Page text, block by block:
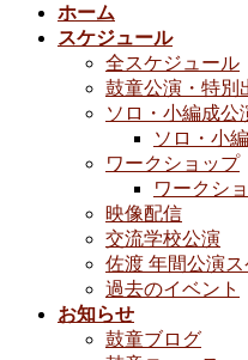
ホーム
スケジュール
全スケジュール
鼓童公演・特別
ソロ・小編成公
ソロ・小
ワークショップ
ワークシ
映像配信
交流学校公演
佐渡 年間公演
過去のイベント
お知らせ
鼓童ブログ